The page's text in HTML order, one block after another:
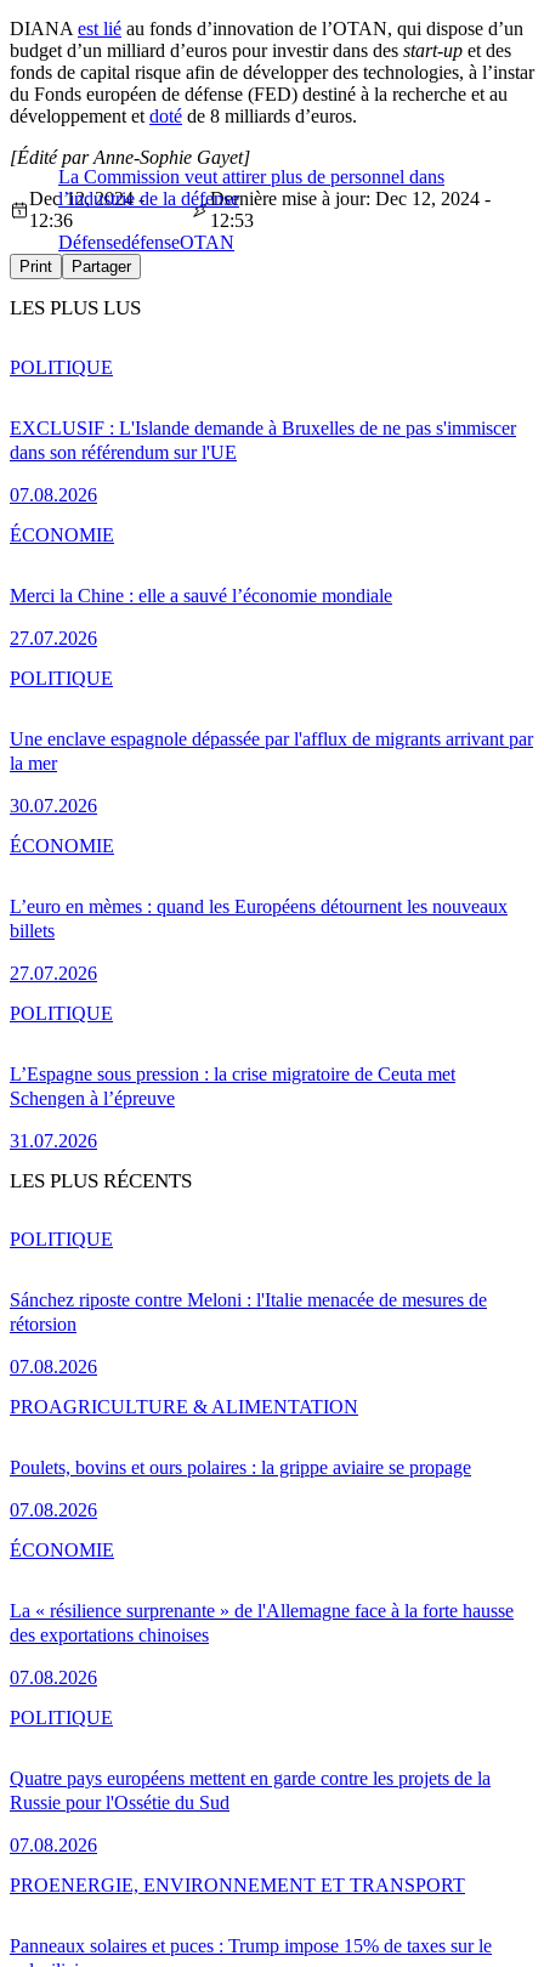
DIANA est lié au fonds d’innovation de l’OTAN, qui dispose d’un
budget d’un milliard d’euros pour investir dans des start-up et des
fonds de capital risque afin de développer des technologies, à l’instar
du Fonds européen de défense (FED) destiné à la recherche et au
développement et doté de 8 milliards d’euros.
La Commission veut attirer plus de personnel dans
l’industrie de la défense
[Édité par Anne-Sophie Gayet]
Dec 12, 2024 -
12:36
Dernière mise à jour: Dec 12, 2024 -
12:53
DéfensedéfenseOTAN
Print Partager
LES PLUS LUS
EXCLUSIF : L'Islande demande à Bruxelles de ne pas s'immiscer
dans son référendum sur l'UE
07.08.2026
POLITIQUE
Merci la Chine : elle a sauvé l’économie mondiale
27.07.2026
ÉCONOMIE
Une enclave espagnole dépassée par l'afflux de migrants arrivant par
la mer
30.07.2026
POLITIQUE
L’euro en mèmes : quand les Européens détournent les nouveaux
billets
27.07.2026
ÉCONOMIE
L’Espagne sous pression : la crise migratoire de Ceuta met
Schengen à l’épreuve
31.07.2026
POLITIQUE
LES PLUS RÉCENTS
Sánchez riposte contre Meloni : l'Italie menacée de mesures de
rétorsion
07.08.2026
POLITIQUE
Poulets, bovins et ours polaires : la grippe aviaire se propage
07.08.2026
PROAGRICULTURE & ALIMENTATION
La « résilience surprenante » de l'Allemagne face à la forte hausse
des exportations chinoises
07.08.2026
ÉCONOMIE
Quatre pays européens mettent en garde contre les projets de la
Russie pour l'Ossétie du Sud
07.08.2026
POLITIQUE
Panneaux solaires et puces : Trump impose 15% de taxes sur le
PROENERGIE, ENVIRONNEMENT ET TRANSPORT